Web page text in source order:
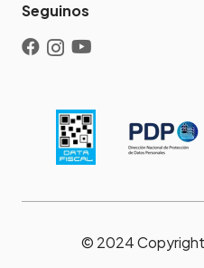
Seguinos
© 2024 Copyright